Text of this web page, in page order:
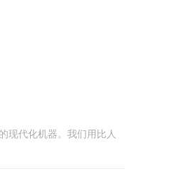
现代化机器。我们用比人